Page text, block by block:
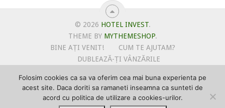
© 2026 HOTEL INVEST.
THEME BY MYTHEMESHOP.
BINE AȚI VENIT!
CUM TE AJUTAM?
DUBLEAZĂ-ȚI VÂNZĂRILE
POLITICA DE UTILIZARE COOKIE-URI
PRIMEȘTI GRATUIT MEGA-CADOURI LA ABONARE
PROMOVEAZĂ-TE PE HOTELINVEST
Folosim cookies ca sa va oferim cea mai buna experienta pe
acest site. Daca doriti sa ramaneti inseamna ca sunteti de
acord cu politica de utilizare a cookies-urilor.